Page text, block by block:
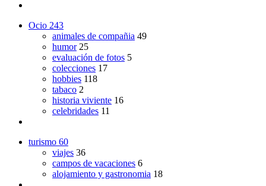
Ocio 243
animales de compañia 49
humor 25
evaluación de fotos 5
colecciones 17
hobbies 118
tabaco 2
historia viviente 16
celebridades 11
turismo 60
viajes 36
campos de vacaciones 6
alojamiento y gastronomia 18